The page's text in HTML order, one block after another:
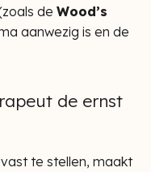
de Wood’s
aanwezig is en de
de ernst
vast te stellen, maakt